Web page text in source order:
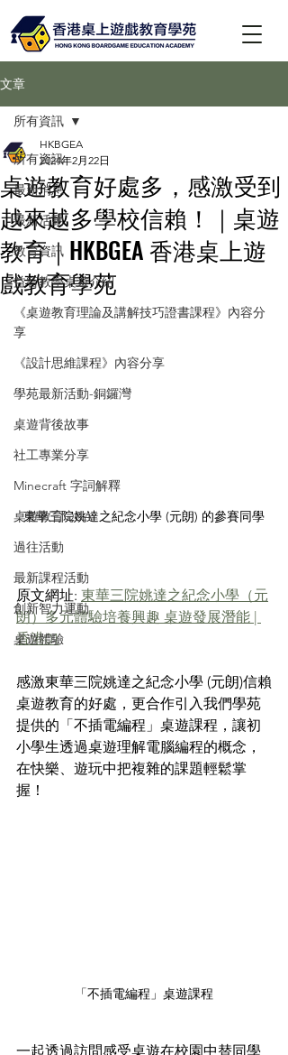
文章
所有資訊
最新消息
最新活動
教育資訊
益智教學桌遊介紹
《桌遊教育理論及講解技巧證書課程》內容分
享
《設計思維課程》內容分享
學苑最新活動-銅鑼灣
桌遊背後故事
社工專業分享
Minecraft 字詞解釋
桌遊教育Q&A
過往活動
最新課程活動
創新智力運動
桌遊體驗
所有資訊
桌遊教育好處多，感激受到
越來越多學校信賴！｜桌遊
教育｜HKBGEA 香港桌上遊
戲教育學苑
HKBGEA
2024年2月22日
東華三院姚達之紀念小學 (元朗) 的參賽同學
原文網址: 東華三院姚達之紀念小學（元
朗）多元體驗培養興趣 桌遊發展潛能 |
香港01
感激東華三院姚達之紀念小學 (元朗)信賴
桌遊教育的好處，更合作引入我們學苑
提供的「不插電編程」桌遊課程，讓初
小學生透過桌遊理解電腦編程的概念，
在快樂、遊玩中把複雜的課題輕鬆掌
握！
「不插電編程」桌遊課程
一起透過訪問感受桌遊在校園中替同學